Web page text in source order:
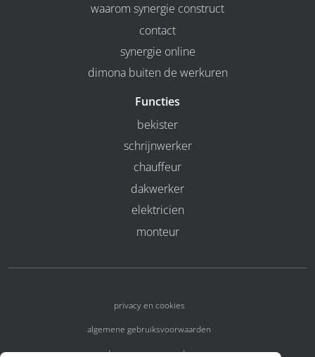
waarom synergie construct
contact
synergie online
dimona buiten de werkuren
Functies
bekister
schrijnwerker
chauffeur
dakwerker
elektricien
monteur
privacy en cookies
algemene gebruiksvoorwaarden
algemene voorwaarden